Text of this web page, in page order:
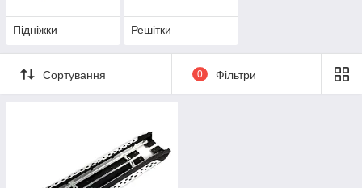
Підніжки Решітки
Сортування 0 Фільтри